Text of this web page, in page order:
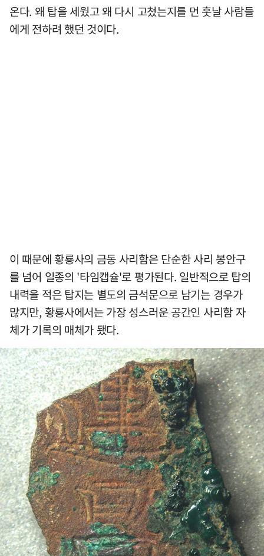
온다. 왜 탑을 세웠고 왜 다시 고쳤는지를 먼 훗날 사람들
에게 전하려 했던 것이다.
이 때문에 황룡사의 금동 사리함은 단순한 사리 봉안구
를 넘어 일종의 '타임캡슐'로 평가된다. 일반적으로 탑의
내력을 적은 탑지는 별도의 금석문으로 남기는 경우가
많지만, 황룡사에서는 가장 성스러운 공간인 사리함 자
체가 기록의 매체가 됐다.